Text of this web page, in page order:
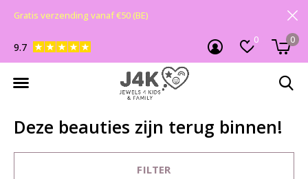
0 0
9.7
Gratis verzending vanaf €50 (BE)
Deze beauties zijn terug binnen!
FILTER